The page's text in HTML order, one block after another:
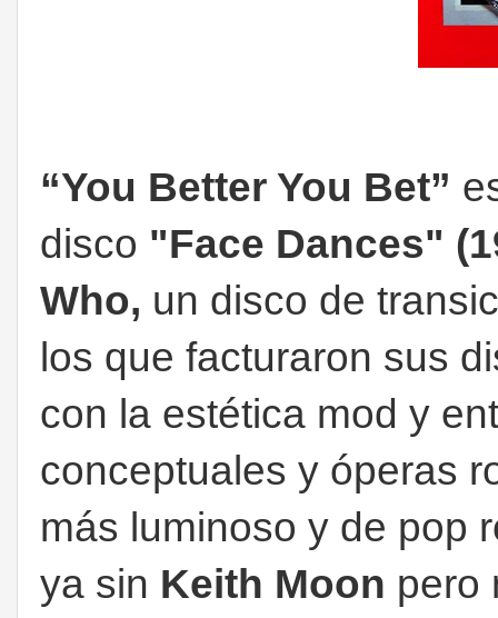
“You Better You Bet”
disco "Face Dances"
Who, un disco de
los que facturaron sus
con la estética mod y
conceptuales y óperas
más luminoso y de pop
ya sin Keith Moon pero